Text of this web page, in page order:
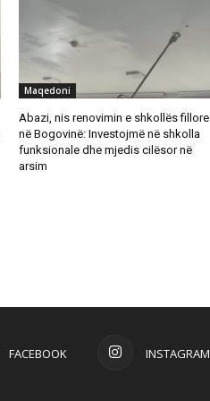
Maqedoni
Abazi, nis renovimin e shkollës fillore
në Bogovinë: Investojmë në shkolla
funksionale dhe mjedis cilësor në
arsim
FACEBOOK INSTAGRAM